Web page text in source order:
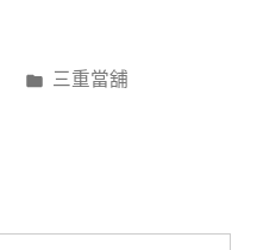
分
三重當舖